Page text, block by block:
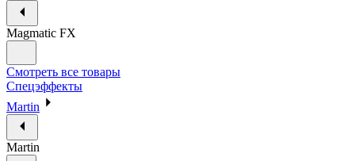
Magmatic FX
Смотреть все товары
Спецэффекты
Martin
Martin